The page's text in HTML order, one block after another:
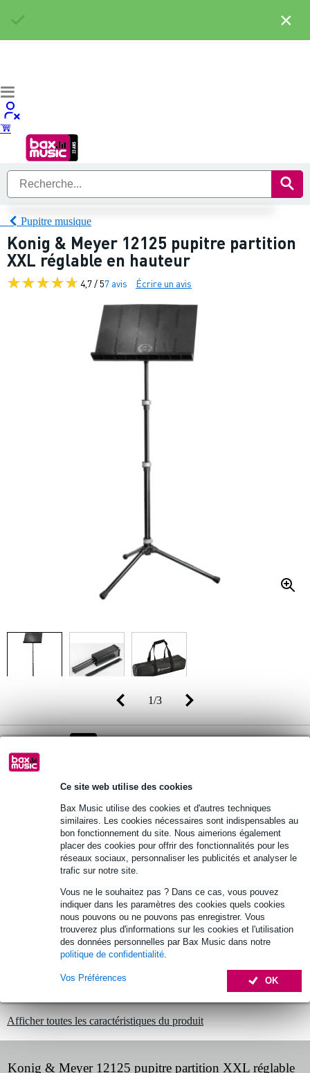
Ce site web utilise des cookies
Bax Music utilise des cookies et d'autres techniques
similaires. Les cookies nécessaires sont indispensables au
bon fonctionnement du site. Nous aimerions également
placer des cookies pour offrir des fonctionnalités pour les
réseaux sociaux, personnaliser les publicités et analyser le
trafic sur notre site.
Vous ne le souhaitez pas ? Dans ce cas, vous pouvez
indiquer dans les paramètres des cookies quels cookies
nous pouvons ou ne pouvons pas enregistrer. Vous
trouverez plus d'informations sur les cookies et l'utilisation
des données personnelles par Bax Music dans notre
politique de confidentialité
OK
Vos Préférences
Pupitre musique
Konig & Meyer 12125 pupitre partition
XXL réglable en hauteur
4,7 / 57 avis Écrire un avis
1/3
Prix public
67 € (TVA 20% incluse)
Disponibilité
En stock
Encore 2 articles en stock dans notre entrepôt
Ajouter au panier
Commande immédiate = livraison mardi
Retours gratuits
30 jours satisfait ou remboursé
Afficher toutes les caractéristiques du produit
Konig & Meyer 12125 pupitre partition XXL réglable
×